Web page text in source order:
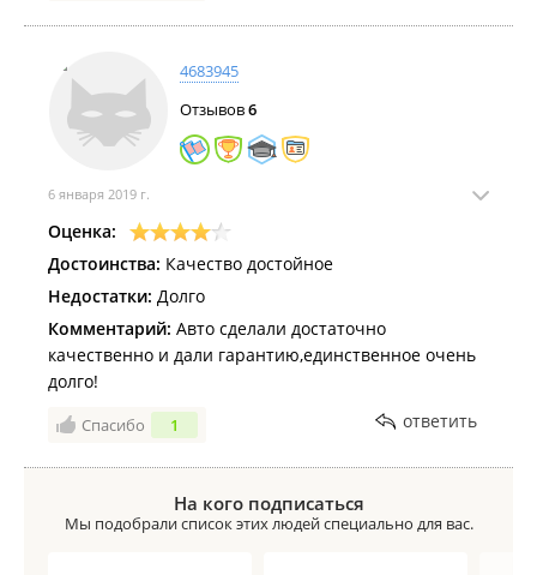
своих клиентов!!!
Очень неприятно, что даже такие компании-
старожилы опускаются до мошенничества и совсем
не дорожат своей репутацией, а хотят только
содрать 💰 со своих клиентов!!!
Будьте бдительны!!! Не доверяйте никому!!!
4683945
Отзывов6
6 января 2019 г.
Оценка:
Достоинства: Качество достойное
Недостатки: Долго
Комментарий: Авто сделали достаточно
качественно и дали гарантию,единственное очень
долго!
Спасибо 1 ответить
На кого подписаться
Мы подобрали список этих людей специально для вас.